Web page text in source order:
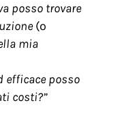
posso trovare
(o
mia
efficace posso
costi?”